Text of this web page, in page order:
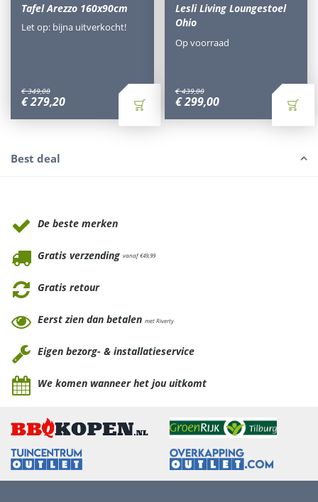
Tafel Arezzo 160x90cm
€ 349,00
€279,20
Let op: bijna uitverkocht!
Lesli Living Loungestoel
Ohio
€ 439,00
€299,00
Op voorraad
Best deal
De beste merken
Gratis verzending vanaf €49,99
Gratis retour
Eerst zien dan betalen met Riverty
Eigen bezorg- & installatieservice
We komen wanneer het jou uitkomt